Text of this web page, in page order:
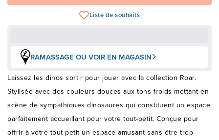
Liste de souhaits
RAMASSAGE OU VOIR EN MAGASIN
Laissez les dinos sortir pour jouer avec la collection Roar.
Stylisée avec des couleurs douces aux tons froids mettant en
scène de sympathiques dinosaures qui constituent un espace
parfaitement accueillant pour votre tout-petit. Conçue pour
offrir à votre tout-petit un espace amusant sans être trop